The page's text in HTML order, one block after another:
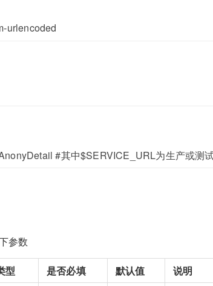
urlencoded
#其中$SERVICE_URL为生产或测
参数
型 是否必填 默认值 说明